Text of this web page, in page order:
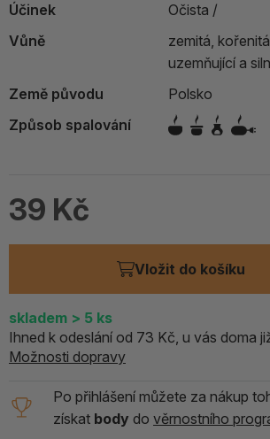
Účinek
Očista /
Vůně
zemitá,
uzemňující a
Země původu
Polsko
Způsob spalování
39 Kč
Vložit do košíku
skladem > 5 ks
Ihned k odeslání od 73 Kč, u vás doma
Možnosti dopravy
Po přihlášení můžete za nákup
získat body do věrnostního